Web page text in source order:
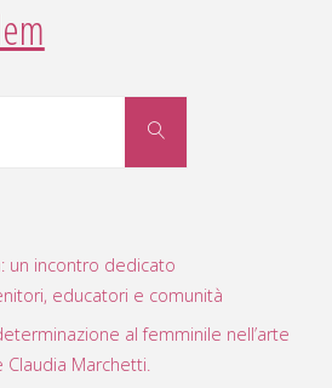
Cerca
un incontro dedicato
educatori e comunità
al femminile nell’arte
Claudia Marchetti.